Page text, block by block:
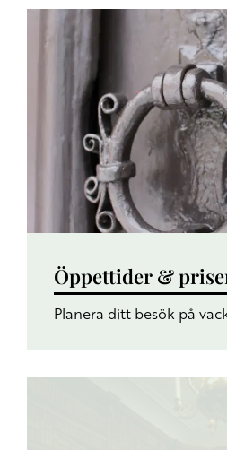
Öppettider &
Planera ditt besök på